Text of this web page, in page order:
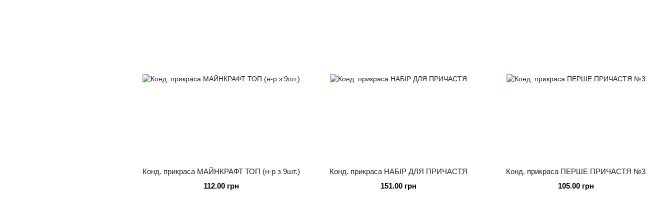
Конд. прикраса МАЙНКРАФТ ТОП (н-р з 9шт.)
112.00 грн
Конд. прикраса НАБІР ДЛЯ ПРИЧАСТЯ
151.00 грн
Конд. прикраса ПЕРШЕ ПРИЧАСТЯ №3
105.00 грн